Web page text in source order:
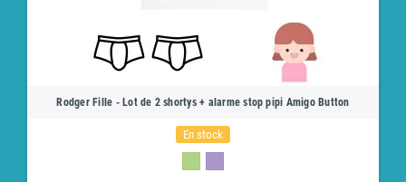
Rodger Fille - Lot de 2 shortys + alarme stop pipi Amigo Button
En stock